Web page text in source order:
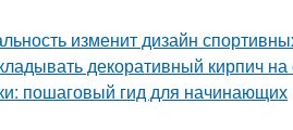
изменит дизайн
декоративный кирпич на
пошаговый гид для начинающих